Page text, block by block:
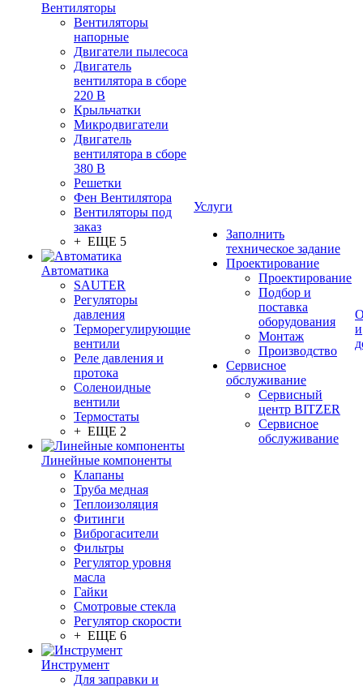
Вентиляторы
Вентиляторы
напорные
Двигатели пылесоса
Двигатель
вентилятора в сборе
220 В
Крыльчатки
Микродвигатели
Двигатель
вентилятора в сборе
380 В
Решетки
Фен Вентилятора
Вентиляторы под
заказ
+ ЕЩЕ 5
Автоматика
SAUTER
Регуляторы
давления
Терморегулирующие
вентили
Реле давления и
протока
Соленоидные
вентили
Термостаты
+ ЕЩЕ 2
Линейные компоненты
Клапаны
Труба медная
Теплоизоляция
Фитинги
Виброгасители
Фильтры
Регулятор уровня
масла
Гайки
Смотровые стекла
Регулятор скорости
+ ЕЩЕ 6
Инструмент
Для заправки и
Услуги
Заполнить
техническое задание
Проектирование
Проектирование
Подбор и
поставка
оборудования
Монтаж
Производство
Сервисное
обслуживание
Сервисный
центр BITZER
Сервисное
обслуживание
и